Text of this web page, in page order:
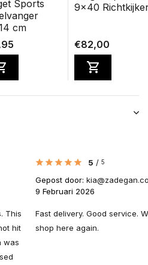
Sports
cm
9x40
€82,00
This
hit
was
5 / 5
Gepost door:
9 Februari 2026
Fast delivery. Good service.
shop here again.